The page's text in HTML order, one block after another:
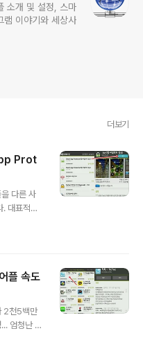
소개 및 설정, 스마
램 이야기와 세상사
더보기
Prot
다른 사
. 대표적인
못하게
만 지금은
료가 스
가 활성
질 것입니
App
플 속도
2천5백만
엄청난 사